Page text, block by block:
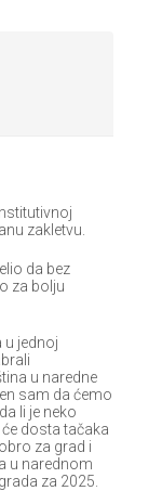
zakletvu.
da bez
za bolju
u jednoj
u naredne
sam da ćemo
li je neko
dosta tačaka
za grad i
u narednom
za 2025.